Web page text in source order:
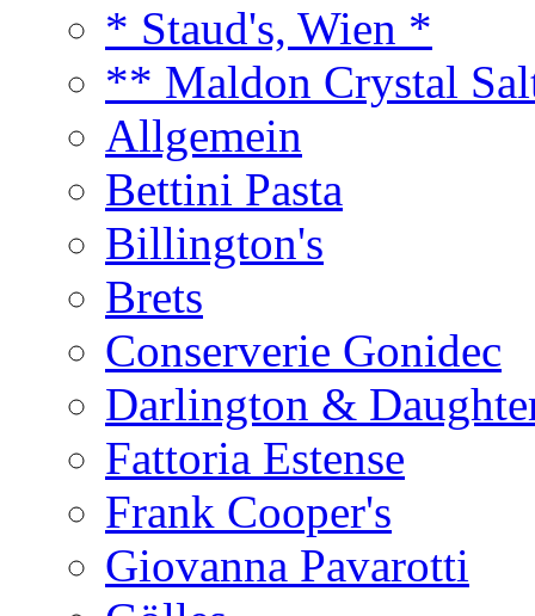
* Staud's, Wien *
** Maldon Crystal
Allgemein
Bettini Pasta
Billington's
Brets
Conserverie Gonidec
Darlington &
Fattoria Estense
Frank Cooper's
Giovanna Pavarotti